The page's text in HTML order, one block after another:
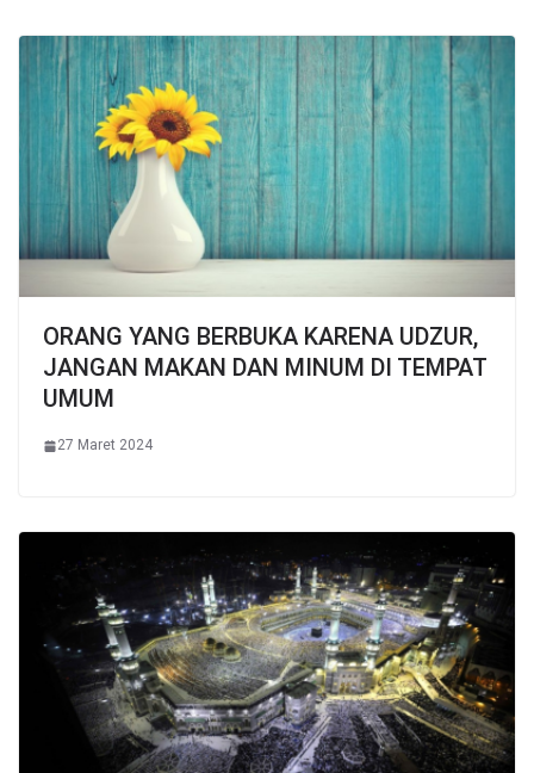
ORANG YANG BERBUKA KARENA UDZUR,
JANGAN MAKAN DAN MINUM DI TEMPAT
UMUM
27 Maret 2024